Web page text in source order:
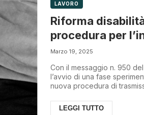
LAVORO
Riforma
procedura per
Marzo 19, 2025
Con il messaggio n. 950 del
l’avvio di una fase
nuova procedura di
LEGGI TUTTO